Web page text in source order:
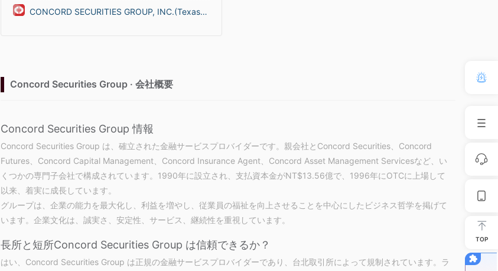
CONCORD SECURITIES GROUP, INC.(Texas
Concord Securities Group · 会社概要
Concord Securities Group 情報
Concord Securities Group は、確立された金融サービスプロバイダーです。親会社とConcord Securities、Concord
Futures、Concord Capital Management、Concord Insurance Agent、Concord Asset Management Servicesなど、い
くつかの専門子会社で構成されています。1990年に設立され、支払資本金がNT$13.56億で、1996年にOTCに上場して
以来、着実に成長しています。
グループは、企業の能力を最大化し、利益を増やし、従業員の福祉を向上させることを中心にしたビジネス哲学を掲げて
います。企業文化は、誠実さ、安定性、サービス、継続性を重視しています。
長所と短所Concord Securities Group は信頼できるか？
はい、Concord Securities Group は正規の金融サービスプロバイダーであり、台北取引所によって規制されています。ラ
TOP